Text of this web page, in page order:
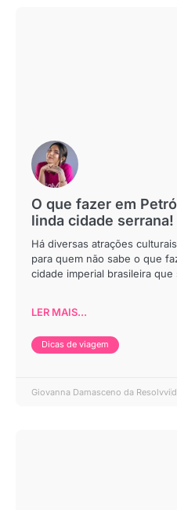
O que fazer em
linda cidade serrana!
Há diversas atrações
para quem não sabe o que
cidade imperial brasileira
LER MAIS...
Dicas de viagem
Giovanna Damasceno da Resolvvi